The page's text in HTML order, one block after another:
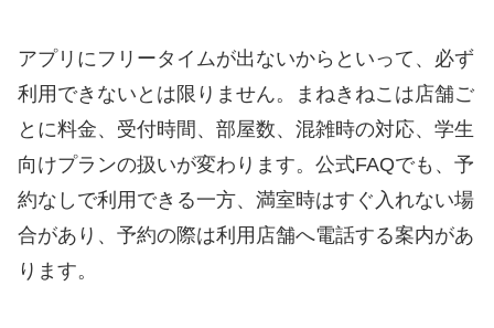
アプリにフリータイムが出ないからといって、必ず
利用できないとは限りません。まねきねこは店舗ご
とに料金、受付時間、部屋数、混雑時の対応、学生
向けプランの扱いが変わります。公式FAQでも、予
約なしで利用できる一方、満室時はすぐ入れない場
合があり、予約の際は利用店舗へ電話する案内があ
ります。